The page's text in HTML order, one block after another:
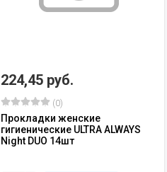
224,45 руб.
(0)
Прокладки женские
гигиенические ULTRA ALWAYS
Night DUO 14шт